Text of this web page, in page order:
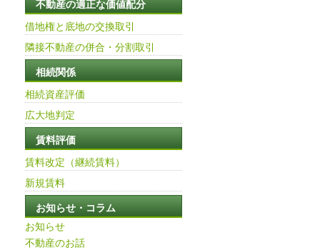
不動産の適正な価値配分
借地権と底地の交換取引
隣接不動産の併合・分割取引
相続関係
相続資産評価
広大地判定
賃料評価
賃料改定（継続賃料）
新規賃料
お知らせ・コラム
お知らせ
不動産のお話